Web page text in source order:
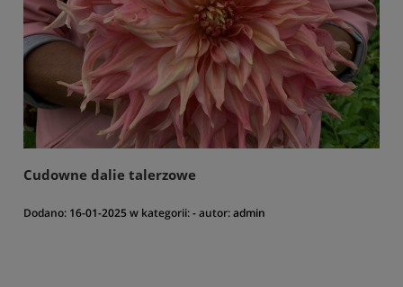
Cudowne dalie talerzowe
Dodano: 16-01-2025 w kategorii:-autor:admin